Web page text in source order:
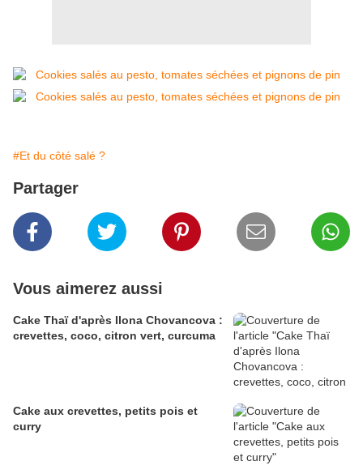
#Et du côté salé ?
Partager
Vous aimerez aussi
Cake Thaï d'après Ilona Chovancova :
crevettes, coco, citron vert, curcuma
Cake aux crevettes, petits pois et
curry